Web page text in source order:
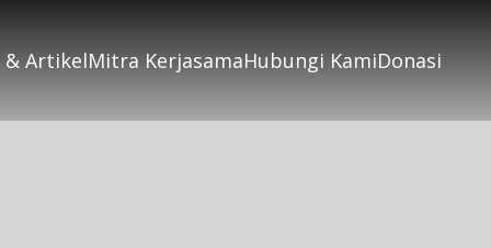
ArtikelMitra KerjasamaHubungi KamiDonasi